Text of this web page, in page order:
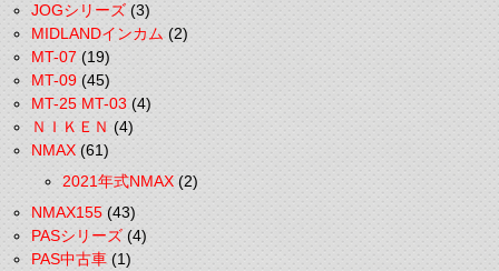
JOGシリーズ(3)
MIDLANDインカム(2)
MT-07(19)
MT-09(45)
MT-25 MT-03(4)
ＮＩＫＥＮ(4)
NMAX(61)
2021年式NMAX(2)
NMAX155(43)
PASシリーズ(4)
PAS中古車(1)